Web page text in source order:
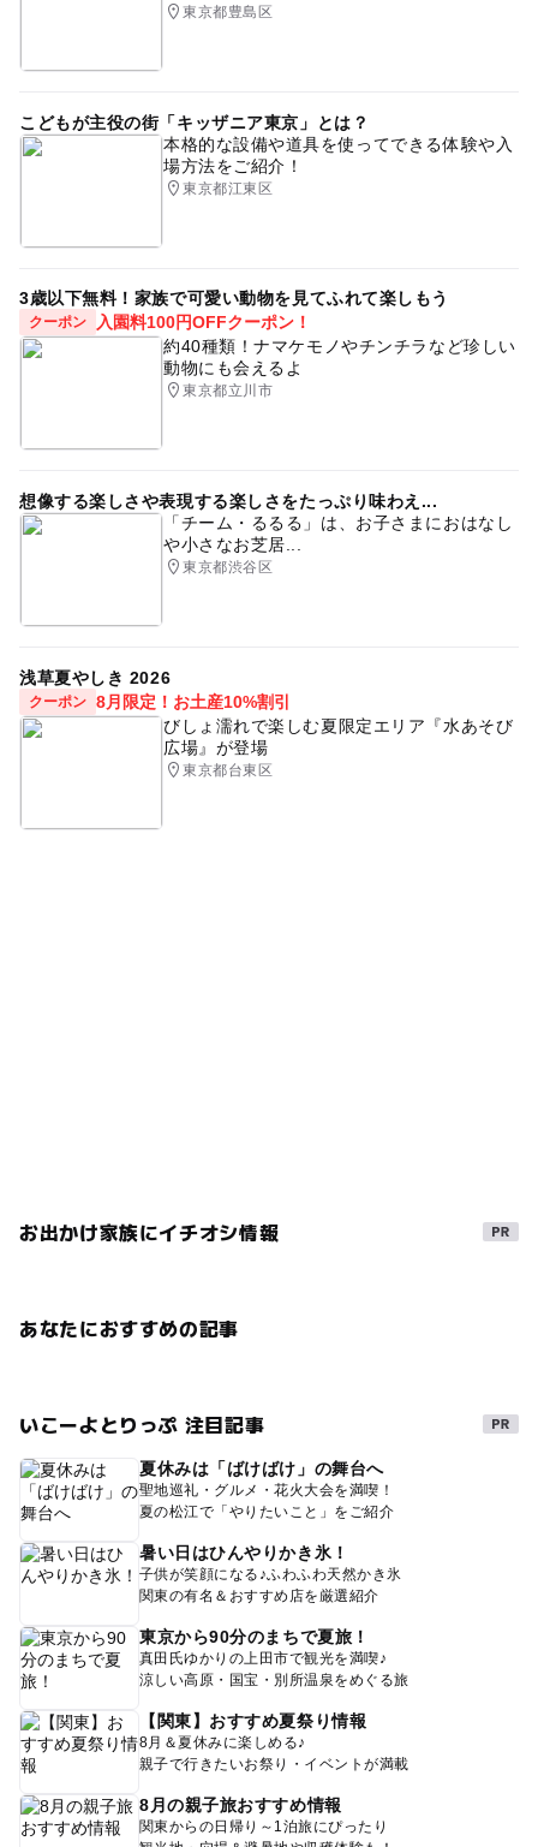
東京都豊島区
こどもが主役の街「キッザニア東京」とは？
本格的な設備や道具を使ってできる体験や入
場方法をご紹介！
東京都江東区
3歳以下無料！家族で可愛い動物を見てふれて楽しもう
クーポン
入園料100円OFFクーポン！
約40種類！ナマケモノやチンチラなど珍しい
動物にも会えるよ
東京都立川市
想像する楽しさや表現する楽しさをたっぷり味わえ...
「チーム・るるる」は、お子さまにおはなし
や小さなお芝居...
東京都渋谷区
浅草夏やしき 2026
クーポン 8月限定！お土産10%割引
びしょ濡れで楽しむ夏限定エリア『水あそび
広場』が登場
東京都台東区
お出かけ家族にイチオシ情報
あなたにおすすめの記事
いこーよとりっぷ 注目記事
夏休みは「ばけばけ」の舞台へ
聖地巡礼・グルメ・花火大会を満喫！
夏の松江で「やりたいこと」をご紹介
暑い日はひんやりかき氷！
子供が笑顔になる♪ふわふわ天然かき氷
関東の有名＆おすすめ店を厳選紹介
東京から90分のまちで夏旅！
真田氏ゆかりの上田市で観光を満喫♪
涼しい高原・国宝・別所温泉をめぐる旅
【関東】おすすめ夏祭り情報
8月＆夏休みに楽しめる♪
親子で行きたいお祭り・イベントが満載
8月の親子旅おすすめ情報
関東からの日帰り～1泊旅にぴったり